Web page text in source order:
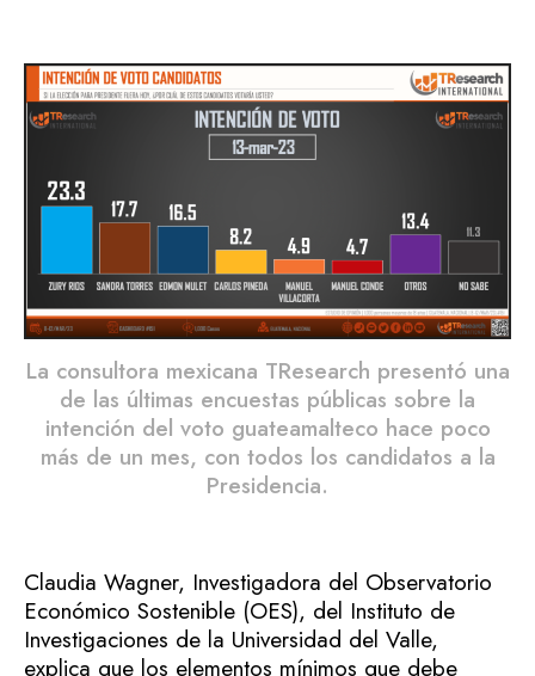
La consultora mexicana TResearch presentó una
de las últimas encuestas públicas sobre la
intención del voto guateamalteco hace poco
más de un mes, con todos los candidatos a la
Presidencia.
Claudia Wagner, Investigadora del Observatorio
Económico Sostenible (OES), del Instituto de
Investigaciones de la Universidad del Valle,
explica que los elementos mínimos que debe